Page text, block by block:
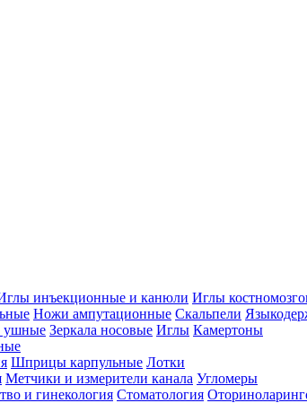
инъекционные и канюли Иглы
Ножи ампутационные Скальпели
ушные Зеркала носовые Иглы Камертоны
Шприцы карпульные Лотки
Метчики и измерители канала Угломеры
и гинекология Стоматология